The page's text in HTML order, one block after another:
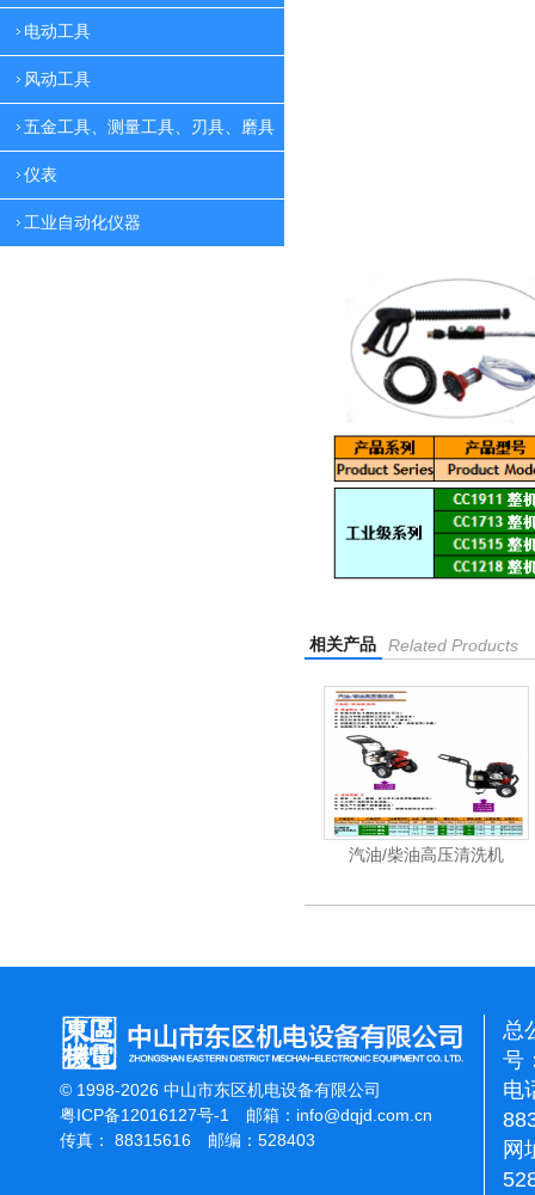
电动工具
风动工具
五金工具、测量工具、刃具、磨具
仪表
工业自动化仪器
相关产品 Related Products
汽油/柴油高压清洗机
© 1998-2026 中山市东区机电设备有限公司
粤ICP备12016127号-1
邮箱： info@dqjd.com.cn
传真： 88315616 邮编：528403
总
号
电
网